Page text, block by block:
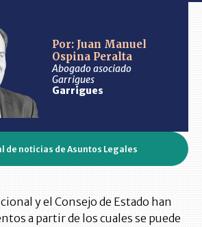
Por: Juan Manuel
Ospina Peralta
Abogado asociado
Garrigues
Garrigues
de noticias de Asuntos Legales
y el Consejo de Estado han
a partir de los cuales se puede